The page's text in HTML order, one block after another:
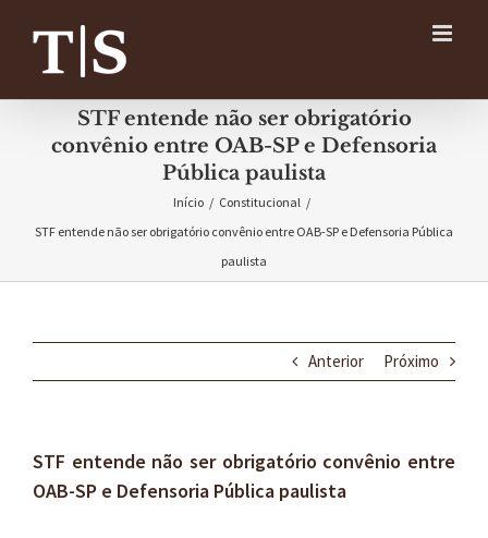
conteúdo
STF entende não ser obrigatório
convênio entre OAB-SP e Defensoria
Pública paulista
Início / Constitucional /
STF entende não ser obrigatório convênio entre OAB-SP e Defensoria Pública
paulista
Anterior Próximo
STF entende não ser obrigatório convênio entre
OAB-SP e Defensoria Pública paulista